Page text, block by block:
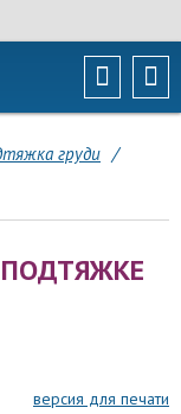
груди /
версия для печати